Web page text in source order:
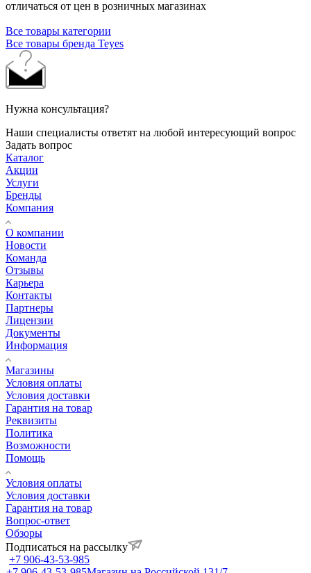
отличаться от цен в розничных магазинах
Все товары категории
Все товары бренда Teyes
Нужна консультация?
Наши специалисты ответят на любой интересующий вопрос
Задать вопрос
Каталог
Акции
Услуги
Бренды
Компания
О компании
Новости
Команда
Отзывы
Карьера
Контакты
Партнеры
Лицензии
Документы
Информация
Магазины
Условия оплаты
Условия доставки
Гарантия на товар
Реквизиты
Политика
Возможности
Помощь
Условия оплаты
Условия доставки
Гарантия на товар
Вопрос-ответ
Обзоры
Подписаться на рассылку
+7 906-43-53-985